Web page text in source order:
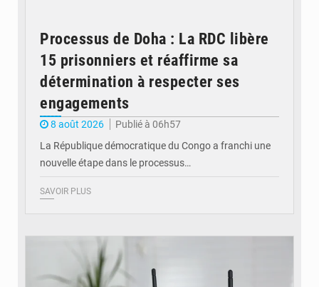
Processus de Doha : La RDC libère
15 prisonniers et réaffirme sa
détermination à respecter ses
engagements
8 août 2026
Publié à 06h57
La République démocratique du Congo a franchi une
nouvelle étape dans le processus…
SAVOIR PLUS